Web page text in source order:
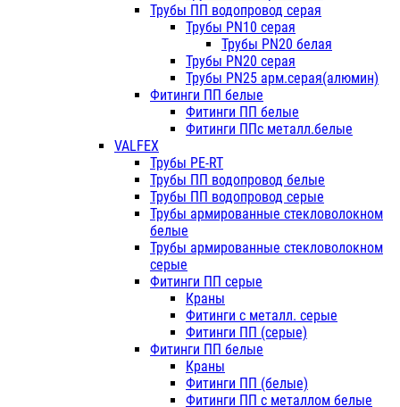
Трубы ПП водопровод серая
Трубы PN10 серая
Трубы PN20 белая
Трубы PN20 серая
Трубы PN25 арм.серая(алюмин)
Фитинги ПП белые
Фитинги ПП белые
Фитинги ППс металл.белые
VALFEX
Трубы PE-RT
Трубы ПП водопровод белые
Трубы ПП водопровод серые
Трубы армированные стекловолокном
белые
Трубы армированные стекловолокном
серые
Фитинги ПП серые
Краны
Фитинги с металл. серые
Фитинги ПП (серые)
Фитинги ПП белые
Краны
Фитинги ПП (белые)
Фитинги ПП с металлом белые